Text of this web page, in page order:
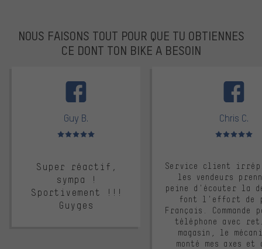
NOUS FAISONS TOUT POUR QUE TU OBTIENNES
CE DONT TON BIKE A BESOIN
Guy B.
Note moyenne : 5 sur 5
Super réactif,
sympa !
Sportivement !!!
Guyges
Chris C.
Note moyenne :
Service client
les vendeurs
peine d'écouter la
font l'effort de
Français. Commande
téléphone avec
magasin, le
monté mes axes et